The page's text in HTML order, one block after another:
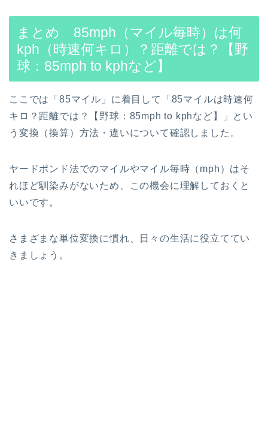
まとめ 85mph（マイル毎時）は何
kph（時速何キロ）？距離では？【野
球：85mph to kphなど】
ここでは「85マイル」に着目して「85マイルは時速何
キロ？距離では？【野球：85mph to kphなど】」とい
う変換（換算）方法・違いについて確認しました。
ヤードポンド法でのマイルやマイル毎時（mph）はそ
れほど馴染みがないため、この機会に理解しておくと
いいです。
さまざまな単位変換に慣れ、日々の生活に役立ててい
きましょう。